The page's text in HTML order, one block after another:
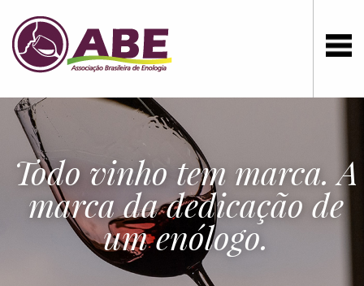
Todo vinho tem marca. A
marca da dedicação de
um enólogo.